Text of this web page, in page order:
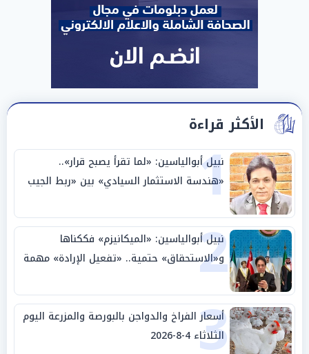
الأكثر قراءة
1
نبيل أبوالياسين: «لما تقرأ يصبح قرار»..
«هندسة الاستثمار السيادي» بين «ربط الجيب
بالوطن» و«سيادة الكلمة»
2
نبيل أبوالياسين: «الميكانيزم» فككناها
و«الاستحقاق» حتمية.. «تفعيل الإرادة» مهمة
الجامعة العربية
3
أسعار الفراخ والدواجن بالبورصة والمزرعة اليوم
الثلاثاء 4-8-2026